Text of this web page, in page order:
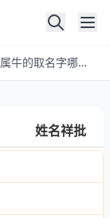
属牛的男孩取名更佳用哪些字，属牛的取名字哪些字好
姓名祥批